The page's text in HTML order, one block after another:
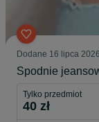
Dodane 16 lipca 2026
Spodnie
Tylko przedmiot
40 zł